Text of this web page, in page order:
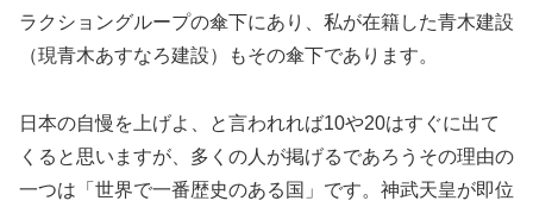
ラクショングループの傘下にあり、私が在籍した青木建設
（現青木あすなろ建設）もその傘下であります。
日本の自慢を上げよ、と言われれば10や20はすぐに出て
くると思いますが、多くの人が掲げるであろうその理由の
一つは「世界で一番歴史のある国」です。神武天皇が即位